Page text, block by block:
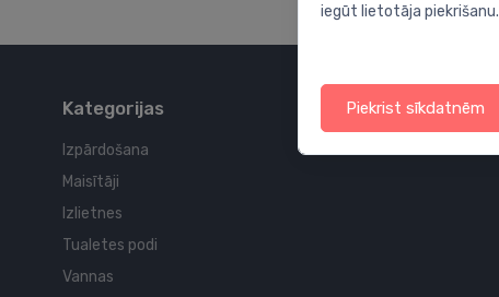
Kategorijas
Izpārdošana
Maisītāji
Izlietnes
Tualetes podi
Vannas
iegūt lietotāja piekrišanu.
Piekrist sīkdatnēm